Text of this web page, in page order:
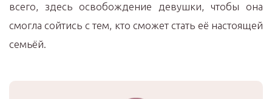
всего, здесь освобождение девушки, чтобы она
смогла сойтись с тем, кто сможет стать её настоящей
семьёй.